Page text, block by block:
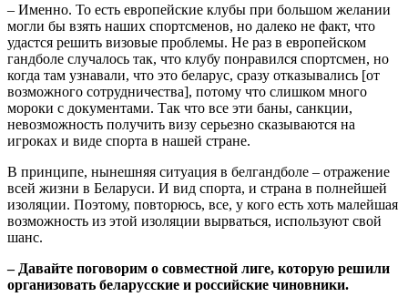
– Именно. То есть европейские клубы при большом желании
могли бы взять наших спортсменов, но далеко не факт, что
удастся решить визовые проблемы. Не раз в европейском
гандболе случалось так, что клубу понравился спортсмен, но
когда там узнавали, что это беларус, сразу отказывались [от
возможного сотрудничества], потому что слишком много
мороки с документами. Так что все эти баны, санкции,
невозможность получить визу серьезно сказываются на
игроках и виде спорта в нашей стране.
В принципе, нынешняя ситуация в белгандболе – отражение
всей жизни в Беларуси. И вид спорта, и страна в полнейшей
изоляции. Поэтому, повторюсь, все, у кого есть хоть малейшая
возможность из этой изоляции вырваться, используют свой
шанс.
– Давайте поговорим о совместной лиге, которую решили
организовать беларусские и российские чиновники.